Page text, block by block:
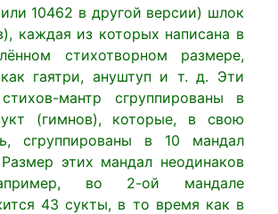
10462 в другой версии) шлок
каждая из которых написана в
стихотворном размере,
гаятри, ануштуп и т. д. Эти
мантр сгруппированы в
(гимнов), которые, в свою
сгруппированы в 10 мандал
этих мандал неодинаков
во 2-ой мандале
43 сукты, в то время как в